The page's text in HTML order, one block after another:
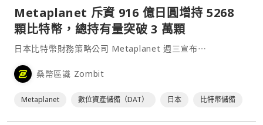
Metaplanet 斥資 916 億日圓增持 5268
顆比特幣，總持有量突破 3 萬顆
日本比特幣財務策略公司 Metaplanet 週三宣布⋯
桑幣區識 Zombit
Metaplanet 數位資產儲備（DAT） 日本 比特幣儲備